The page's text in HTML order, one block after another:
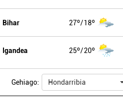
Bihar 27º 18º
Igandea 25º 20º
Gehiago: Hondarribia